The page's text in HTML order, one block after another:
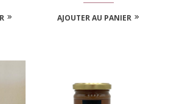
AJOUTER AU PANIER